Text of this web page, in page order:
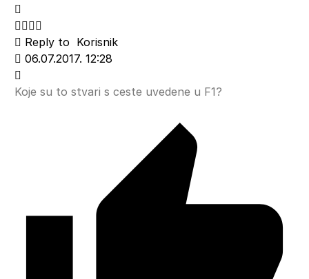
Reply to Korisnik
06.07.2017. 12:28
Koje su to stvari s ceste uvedene u F1?